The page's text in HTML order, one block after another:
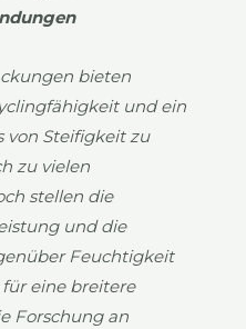
bieten
und ein
von Steifigkeit zu
zu vielen
stellen die
und die
Feuchtigkeit
eine breitere
Forschung an